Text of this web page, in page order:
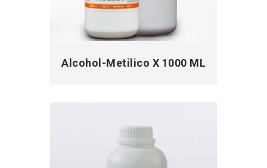
MÁS INFORMACIÓN
Alcohol-Metilico X 1000 ML